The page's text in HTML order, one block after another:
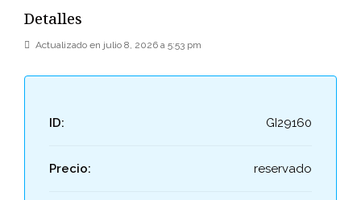
Detalles
Actualizado en julio 8, 2026 a 5:53 pm
ID: GI29160
Precio: reservado